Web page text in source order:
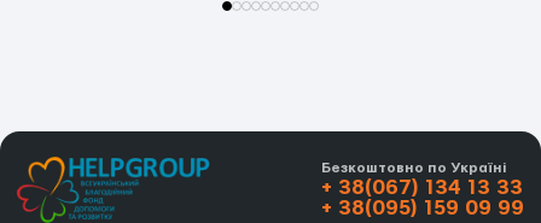
Безкоштовно по Україні
+ 38(067) 134 13 33
+ 38(095) 159 09 99